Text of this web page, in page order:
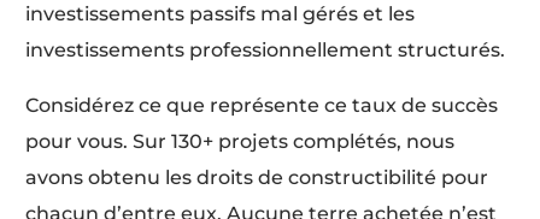
investissements passifs mal gérés et les
investissements professionnellement structurés.
Considérez ce que représente ce taux de succès
pour vous. Sur 130+ projets complétés, nous
avons obtenu les droits de constructibilité pour
chacun d’entre eux. Aucune terre achetée n’est